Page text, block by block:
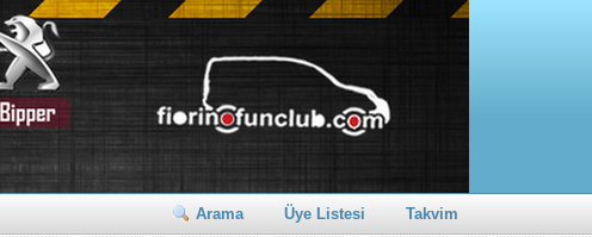
Arama Üye Listesi Takvim